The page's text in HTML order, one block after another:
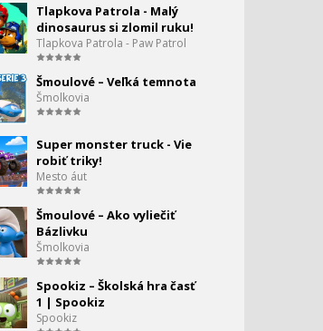
0:00
palacinkový deň
0:00
Booba - Objaviteľ
Mesto áut - Dron
Mesto aut - Apríl
0:00
Mesto áut - Autíčka
púšťajú draka
Super truck - to najlepšie
z vianočných príbehov
Tlapkova Patrola - Malý
dinosaurus si zlomil ruku!
Tlapkova Patrola - Paw Patrol
Šmoulové – Veľká temnota
Šmolkovia
Super monster truck - Vie
robiť triky!
Mesto áut
Šmoulové – Ako vyliečiť
Bázlivku
Šmolkovia
Spookiz – Školská hra časť
1 | Spookiz
Spookiz